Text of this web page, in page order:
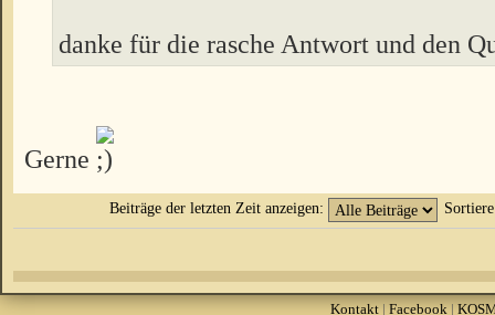
danke für die rasche Antwort und den
Gerne
Beiträge der letzten Zeit anzeigen:
Kontakt| Facebook |